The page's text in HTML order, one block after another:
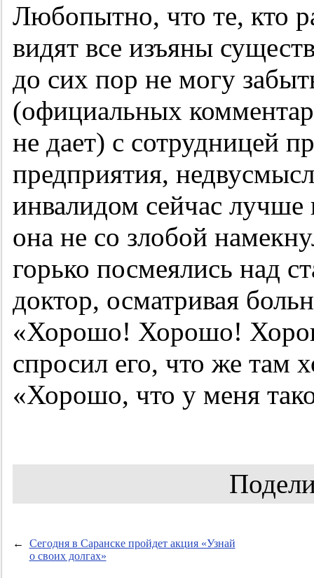
Любопытно, что те, кто
видят все изъяны
до сих пор не могу
(официальных
не дает) с сотрудницей
предприятия,
инвалидом сейчас лучше
она не со злобой
горько посмеялись над
доктор, осматривая
«Хорошо! Хорошо!
спросил его, что же там
«Хорошо, что у меня
←
Сегодня в Саранске пройдет акция «Узнай
о своих долгах»